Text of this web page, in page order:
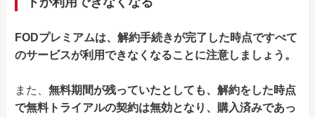
FODプレミアムは、解約手続きが完了した時点ですべて
のサービスが利用できなくなることに注意しましょう。
また、 無料期間が残っていたとしても、解約をした時点
で無料トライアルの契約は無効となり、購入済みであっ